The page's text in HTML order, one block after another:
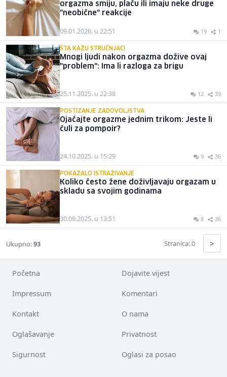
orgazma smiju, plaču ili imaju neke druge
"neobične" reakcije
09.01.2026. u 22:51 19 1
ŠTA KAŽU STRUČNJACI
Mnogi ljudi nakon orgazma dožive ovaj
"problem": Ima li razloga za brigu
25.11.2025. u 22:38 12 39
POSTIZANJE ZADOVOLJSTVA
Ojačajte orgazme jednim trikom: Jeste li
čuli za pompoir?
24.10.2025. u 15:29 9 36
POKAZALO ISTRAŽIVANJE
Koliko često žene doživljavaju orgazam u
skladu sa svojim godinama
30.09.2025. u 13:51 8 36
Ukupno:93 Stranica: 0 >
Početna Dojavite vijest
Impressum Komentari
Kontakt O nama
Oglašavanje Privatnost
Sigurnost Oglasi za posao